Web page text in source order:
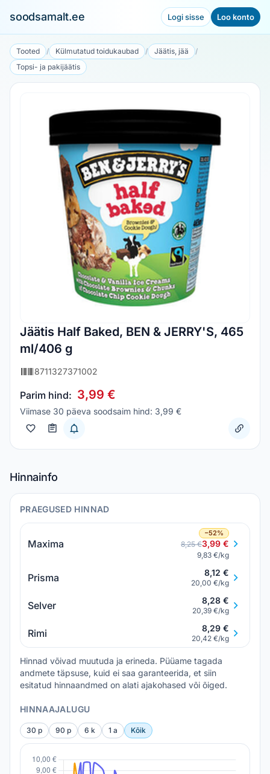
soodsamalt.ee Logi sisse Loo konto
Tooted / Külmutatud toidukaubad / Jäätis, jää
/
Topsi- ja pakijäätis
Jäätis Half Baked, BEN & JERRY'S, 465
ml/406 g
8711327371002
Parim hind: 3,99 €
Viimase 30 päeva soodsaim hind: 3,99 €
Hinnainfo
PRAEGUSED HINNAD
Maxima
−52%
8,25 €3,99 €
9,83 €/kg
Prisma 8,12 €
20,00 €/kg
Selver 8,28 €
20,39 €/kg
Rimi 8,29 €
20,42 €/kg
Hinnad võivad muutuda ja erineda. Püüame tagada
andmete täpsuse, kuid ei saa garanteerida, et siin
esitatud hinnaandmed on alati ajakohased või õiged.
HINNAAJALUGU
30 p 90 p 6 k 1 a Kõik